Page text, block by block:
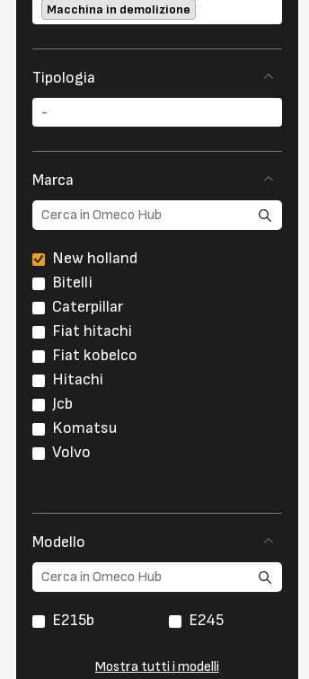
Macchina in demolizione
Tipologia
Marca
New holland
Bitelli
Caterpillar
Fiat hitachi
Fiat kobelco
Hitachi
Jcb
Komatsu
Volvo
Modello
E215b E245
Mostra tutti i modelli